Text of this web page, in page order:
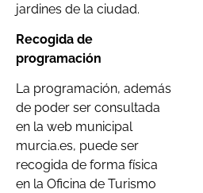
jardines de la ciudad.
Recogida de
programación
La programación, además
de poder ser consultada
en la web municipal
murcia.es, puede ser
recogida de forma física
en la Oficina de Turismo